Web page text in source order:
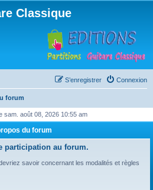
Classique
Connexion
S’enregistrer
forum
sam. août 08, 2026 10:55 am
du forum
participation au forum.
savoir concernant les modalités et règles